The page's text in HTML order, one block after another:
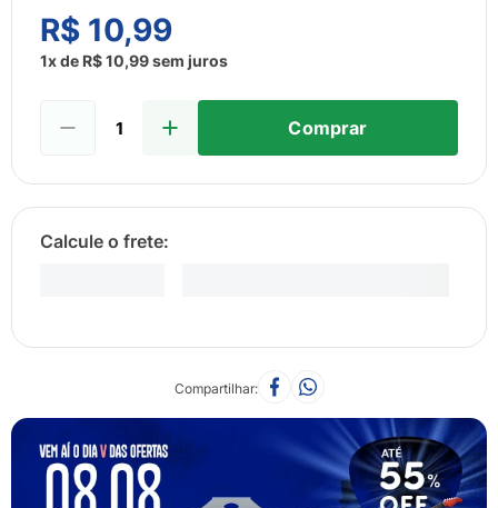
R$ 10,99
1x de R$10,99sem juros
Comprar
Compartilhar